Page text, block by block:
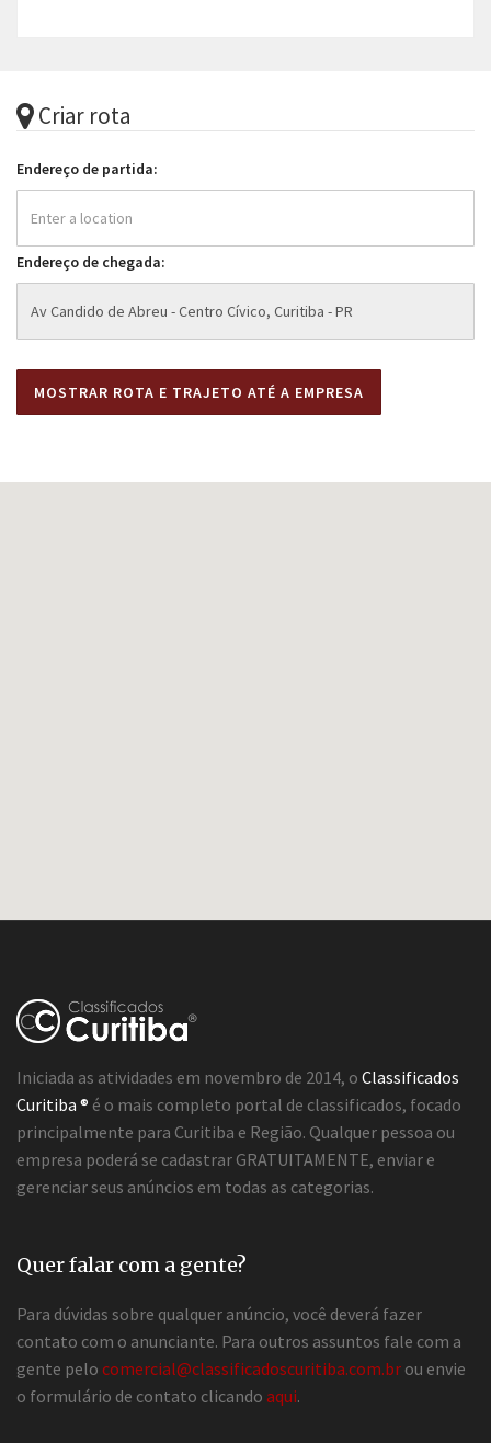
Criar rota
Endereço de partida:
Endereço de chegada:
Iniciada as atividades em novembro de 2014, o Classificados
Curitiba ® é o mais completo portal de classificados, focado
principalmente para Curitiba e Região. Qualquer pessoa ou
empresa poderá se cadastrar GRATUITAMENTE, enviar e
gerenciar seus anúncios em todas as categorias.
Quer falar com a gente?
Para dúvidas sobre qualquer anúncio, você deverá fazer
contato com o anunciante. Para outros assuntos fale com a
gente pelo comercial@classificadoscuritiba.com.br ou envie
o formulário de contato clicando aqui.